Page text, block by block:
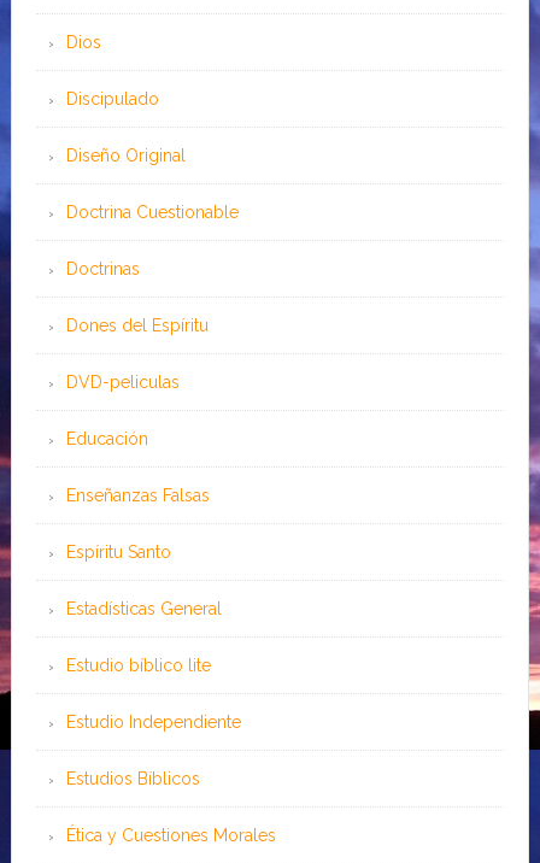
Dios
Discipulado
Diseño Original
Doctrina Cuestionable
Doctrinas
Dones del Espíritu
DVD-peliculas
Educación
Enseñanzas Falsas
Espíritu Santo
Estadísticas General
Estudio bíblico lite
Estudio Independiente
Estudios Bíblicos
Ética y Cuestiones Morales